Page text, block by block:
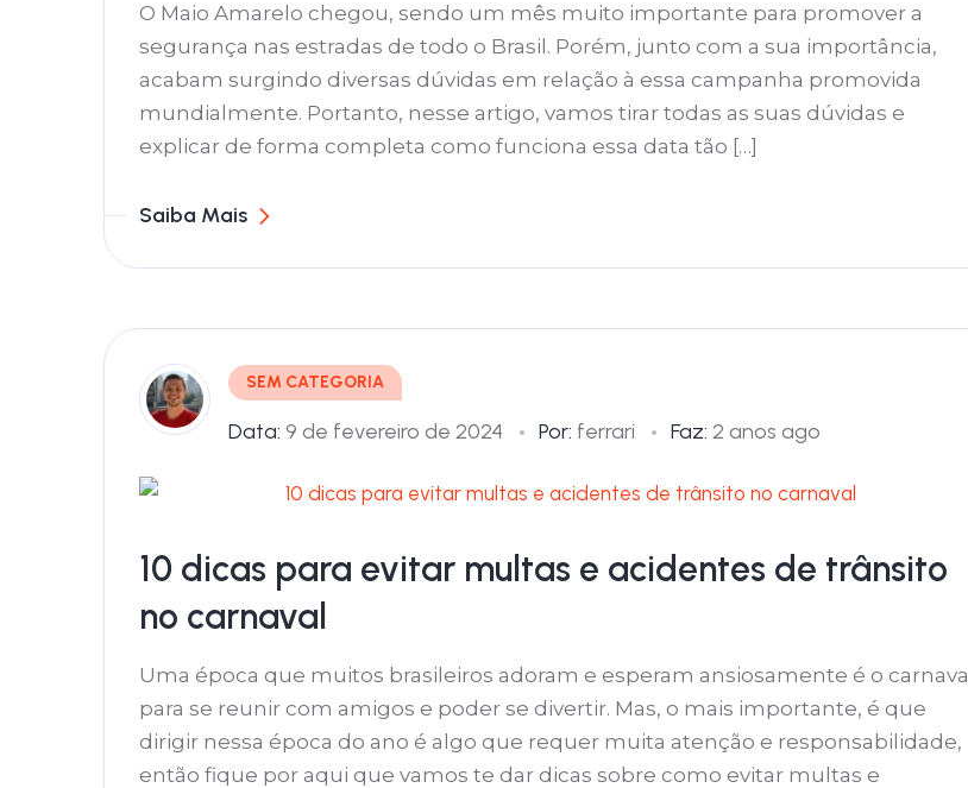
O Maio Amarelo chegou, sendo um mês muito importante para promover a
segurança nas estradas de todo o Brasil. Porém, junto com a sua importância,
acabam surgindo diversas dúvidas em relação à essa campanha promovida
mundialmente. Portanto, nesse artigo, vamos tirar todas as suas dúvidas e
explicar de forma completa como funciona essa data tão […]
Saiba Mais
SEM CATEGORIA
Data: 9 de fevereiro de 2024 Por: ferrari Faz: 2 anos ago
10 dicas para evitar multas e acidentes de trânsito
no carnaval
Uma época que muitos brasileiros adoram e esperam ansiosamente é o carnaval
para se reunir com amigos e poder se divertir. Mas, o mais importante, é que
dirigir nessa época do ano é algo que requer muita atenção e responsabilidade,
então fique por aqui que vamos te dar dicas sobre como evitar multas e